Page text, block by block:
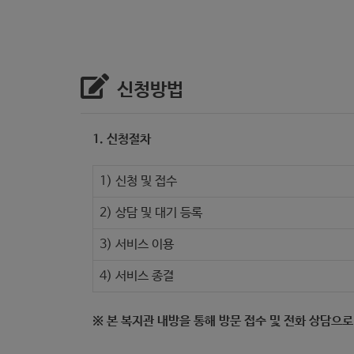
신청방법
1. 신청절차
1) 신청 및 접수
2) 상담 및 대기 등록
3) 서비스 이용
4) 서비스 종결
※ 본 복지관 내방을 통해 방문 접수 및 전화 상담으